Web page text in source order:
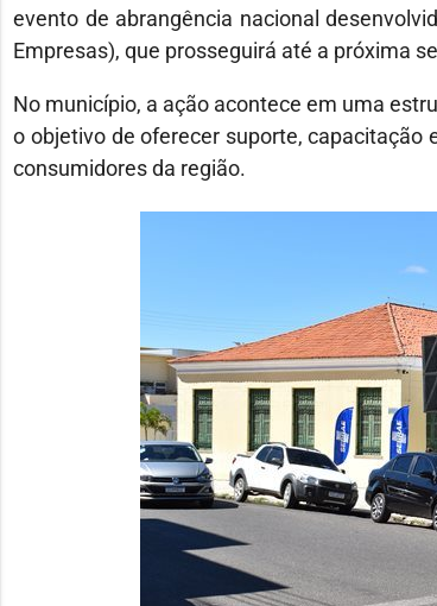
evento de abrangência nacional
Empresas), que prosseguirá até a próxima
No município, a ação acontece em uma
o objetivo de oferecer suporte, capacitação
consumidores da região.